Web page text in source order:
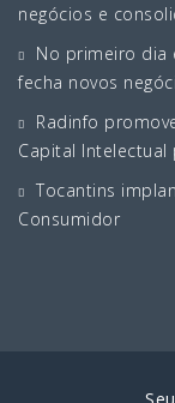
negócios e
No primeiro dia
fecha novos
Radinfo
Capital Intelectual
Tocantins
Consumidor